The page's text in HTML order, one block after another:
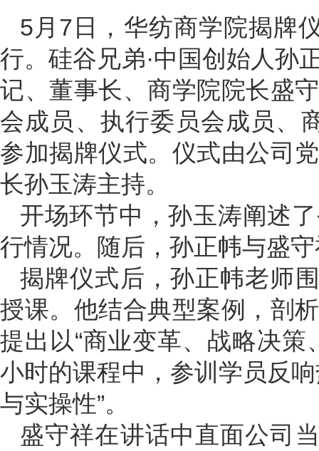
5月7日，华纺商学院揭牌
行。硅谷兄弟·中国创始人孙
记、董事长、商学院院长盛
会成员、执行委员会成员、
参加揭牌仪式。仪式由公司
长孙玉涛主持。
开场环节中，孙玉涛阐述
行情况。随后，孙正帏与盛
揭牌仪式后，孙正帏老师
授课。他结合典型案例，剖
提出以“商业变革、战略决
小时的课程中，参训学员反
与实操性”。
盛守祥在讲话中直面公司